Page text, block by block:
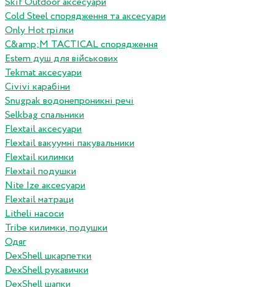
Cold Steel спорядження та аксесуари
Only Hot грілки
C&amp;M TACTICAL спорядження
Estem душ для військових
Tekmat аксесуари
Сivivi карабіни
Snugpak водонепроникні речі
Selkbag спальники
Flextail аксесуари
Flextail вакуумні пакувальники
Flextail килимки
Flextail подушки
Nite Ize аксесуари
Flextail матраци
Litheli насоси
Tribe килимки, подушки
Одяг
DexShell шкарпетки
DexShell рукавички